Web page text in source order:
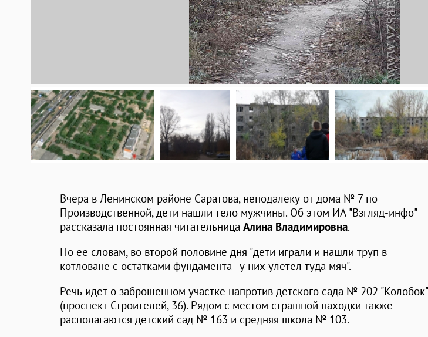
Вчера в Ленинском районе Саратова, неподалеку от дома № 7 по
Производственной, дети нашли тело мужчины. Об этом ИА "Взгляд-инфо"
рассказала постоянная читательница Алина Владимировна.
По ее словам, во второй половине дня "дети играли и нашли труп в
котловане с остатками фундамента - у них улетел туда мяч".
Речь идет о заброшенном участке напротив детского сада № 202 "Колобок"
(проспект Строителей, 36). Рядом с местом страшной находки также
располагаются детский сад № 163 и средняя школа № 103.